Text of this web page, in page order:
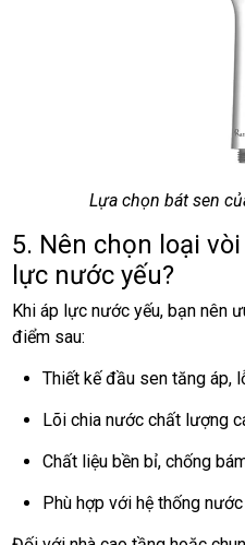
Lựa chọn bát sen
5. Nên chọn loại
lực nước yếu?
Khi áp lực nước yếu, bạn nên
điểm sau:
Thiết kế đầu sen tăng áp,
Lõi chia nước chất lượng
Chất liệu bền bỉ, chống
Phù hợp với hệ thống